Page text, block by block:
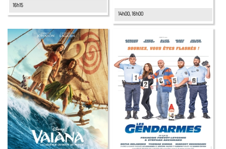
16h15
14h00, 16h00